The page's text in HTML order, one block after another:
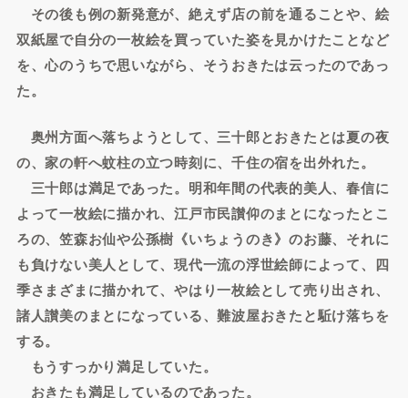
その後も例の新発意が、絶えず店の前を通ることや、絵
双紙屋で自分の一枚絵を買っていた姿を見かけたことなど
を、心のうちで思いながら、そうおきたは云ったのであっ
た。
奥州方面へ落ちようとして、三十郎とおきたとは夏の夜
の、家の軒へ蚊柱の立つ時刻に、千住の宿を出外れた。
三十郎は満足であった。明和年間の代表的美人、春信に
よって一枚絵に描かれ、江戸市民讃仰のまとになったとこ
ろの、笠森お仙や公孫樹《いちょうのき》のお藤、それに
も負けない美人として、現代一流の浮世絵師によって、四
季さまざまに描かれて、やはり一枚絵として売り出され、
諸人讃美のまとになっている、難波屋おきたと駈け落ちを
する。
もうすっかり満足していた。
おきたも満足しているのであった。